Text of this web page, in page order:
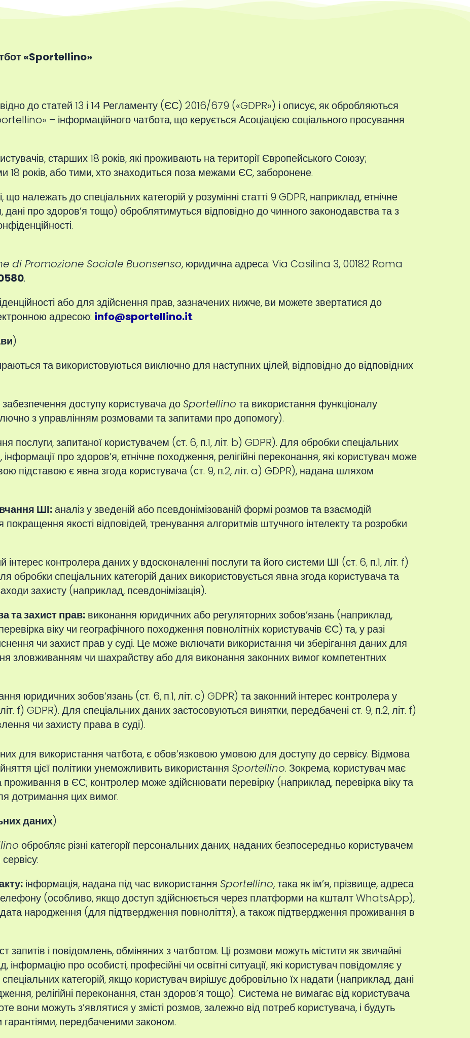
«Sportellino»
до статей 13 і 14 Регламенту (ЄС) 2016/679 («GDPR») і описує, як обробляються
– інформаційного чатбота, що керується Асоціацією соціального просування
старших 18 років, які проживають на території Європейського Союзу;
років, або тими, хто знаходиться поза межами ЄС, заборонене.
належать до спеціальних категорій у розумінні статті 9 GDPR, наприклад, етнічне
дані про здоров’я тощо) оброблятимуться відповідно до чинного законодавства та з
di Promozione Sociale Buonsenso, юридична адреса: Via Casilina 3, 00182 Roma
.
або для здійснення прав, зазначених нижче, ви можете звертатися до
адресою: info@sportellino.it.
)
та використовуються виключно для наступних цілей, відповідно до відповідних
забезпечення доступу користувача до Sportellino та використання функціоналу
з управлінням розмовами та запитами про допомогу).
послуги, запитаної користувачем (ст. 6, п.1, літ. b) GDPR). Для обробки спеціальних
про здоров’я, етнічне походження, релігійні переконання, які користувач може
підставою є явна згода користувача (ст. 9, п.2, літ. a) GDPR), надана шляхом
ШІ:аналіз у зведеній або псевдонімізованій формі розмов та взаємодій
покращення якості відповідей, тренування алгоритмів штучного інтелекту та розробки
інтерес контролера даних у вдосконаленні послуги та його системи ШІ (ст. 6, п.1, літ. f)
обробки спеціальних категорій даних використовується явна згода користувача та
захисту (наприклад, псевдонімізація).
та захист прав: виконання юридичних або регуляторних зобов’язань (наприклад,
віку чи географічного походження повнолітніх користувачів ЄС) та, у разі
чи захист прав у суді. Це може включати використання чи зберігання даних для
зловживанням чи шахрайству або для виконання законних вимог компетентних
юридичних зобов’язань (ст. 6, п.1, літ. c) GDPR) та законний інтерес контролера у
літ. f) GDPR). Для спеціальних даних застосовуються винятки, передбачені ст. 9, п.2, літ. f)
чи захисту права в суді).
для використання чатбота, є обов’язковою умовою для доступу до сервісу. Відмова
цієї політики унеможливить використання Sportellino. Зокрема, користувач має
проживання в ЄС; контролер може здійснювати перевірку (наприклад, перевірка віку та
дотримання цих вимог.
даних)
обробляє різні категорії персональних даних, наданих безпосередньо користувачем
інформація, надана під час використання Sportellino, така як ім’я, прізвище, адреса
(особливо, якщо доступ здійснюється через платформи на кшталт WhatsApp),
дата народження (для підтвердження повноліття), а також підтвердження проживання в
запитів і повідомлень, обміняних з чатботом. Ці розмови можуть містити як звичайні
інформацію про особисті, професійні чи освітні ситуації, які користувач повідомляє у
спеціальних категорій, якщо користувач вирішує добровільно їх надати (наприклад, дані
релігійні переконання, стан здоров’я тощо). Система не вимагає від користувача
вони можуть з’являтися у змісті розмов, залежно від потреб користувача, і будуть
передбаченими законом.